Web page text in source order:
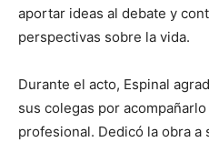
aportar ideas al debate y
perspectivas sobre la vida.
Durante el acto, Espinal
sus colegas por
profesional. Dedicó la obra